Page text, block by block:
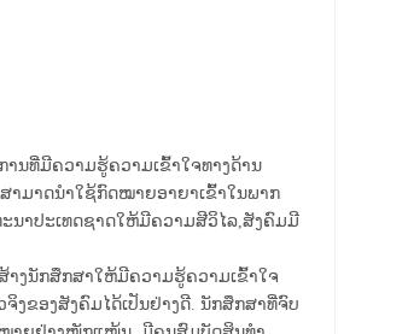
ນທີ່ມີຄວາມຮູ້ຄວາມເຂົ້າໃຈທາງດ້ານ
າມາດນຳໃຊ້ກົດໝາຍອາຍາເຂົ້າໃນພາກ
ນາປະເທດຊາດໃຫ້ມີຄວາມສີວິໄລ,ສັງຄົມມີ
ງນັກສຶກສາໃຫ້ມີຄວາມຮູ້ຄວາມເຂົ້າໃຈ
ຂອງສັງຄົມໄດ້ເປັນຢ່າງດີ. ນັກສຶກສາທີ່ຈົບ